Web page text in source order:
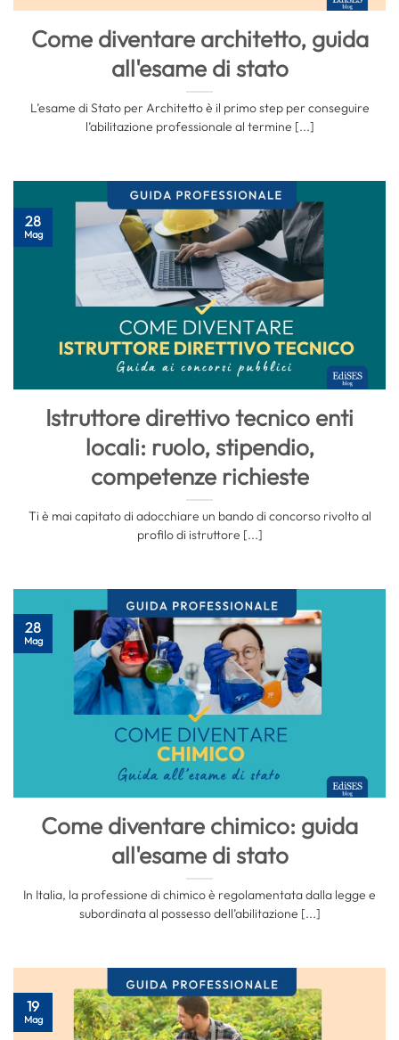
Come diventare architetto, guida
all'esame di stato
L’esame di Stato per Architetto è il primo step per conseguire
l’abilitazione professionale al termine [...]
Istruttore direttivo tecnico enti
locali: ruolo, stipendio,
competenze richieste
Ti è mai capitato di adocchiare un bando di concorso rivolto al
profilo di istruttore [...]
28
Mag
Come diventare chimico: guida
all'esame di stato
In Italia, la professione di chimico è regolamentata dalla legge e
subordinata al possesso dell’abilitazione [...]
28
Mag
19
Mag